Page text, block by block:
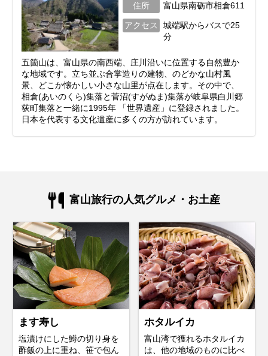
住所 富山県南砺市相倉611
アクセス
城端駅からバスで25
分
五箇山は、富山県の南西端、庄川沿いに位置する自然豊か
な地域です。立ち並ぶ合掌造りの建物、のどかな山村風
景、どこか懐かしい小さな山里が点在します。その中で、
相倉(あいのくら)集落と菅沼(すがぬま)集落が岐阜県白川郷
荻町集落と一緒に1995年 「世界遺産」に登録されました。
日本を代表する文化遺産に多くの方が訪れています。
富山旅行の人気グルメ・お土産
ます寿し
塩漬けにした鱒の切り身を
酢飯の上に重ね、笹で包ん
ホタルイカ
富山湾で獲れるホタルイカ
は、他の地域のものに比べ